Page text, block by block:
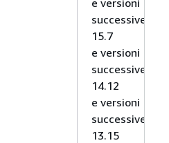
e versioni
successive,
15.7
e versioni
successive,
14.12
e versioni
successive,
13.15